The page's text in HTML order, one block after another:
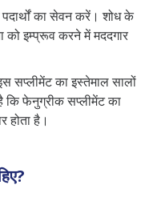
पदार्थों का सेवन करें। शोध के
को इम्प्रूव करने में मददगार
सप्लीमेंट का इस्तेमाल सालों
कि फेनुग्रीक सप्लीमेंट का
होता है।